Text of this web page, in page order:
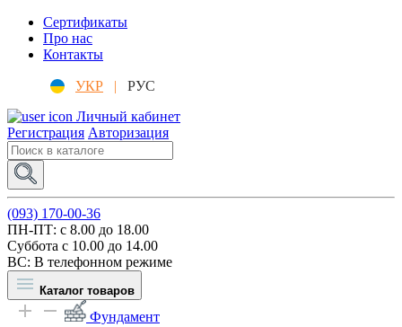
Сертификаты
Про нас
Контакты
УКР |
РУС
Личный кабинет
Регистрация Авторизация
(093) 170-00-36
ПН-ПТ: c 8.00 до 18.00
Суббота с 10.00 до 14.00
ВС: В телефонном режиме
Каталог товаров
Фундамент